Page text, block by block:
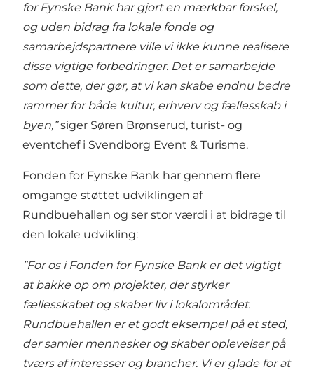
for Fynske Bank har gjort en mærkbar forskel,
og uden bidrag fra lokale fonde og
samarbejdspartnere ville vi ikke kunne realisere
disse vigtige forbedringer. Det er samarbejde
som dette, der gør, at vi kan skabe endnu bedre
rammer for både kultur, erhverv og fællesskab i
byen,”siger Søren Brønserud, turist- og
eventchef i Svendborg Event & Turisme.
Fonden for Fynske Bank har gennem flere
omgange støttet udviklingen af
Rundbuehallen og ser stor værdi i at bidrage til
den lokale udvikling:
”For os i Fonden for Fynske Bank er det vigtigt
at bakke op om projekter, der styrker
fællesskabet og skaber liv i lokalområdet.
Rundbuehallen er et godt eksempel på et sted,
der samler mennesker og skaber oplevelser på
tværs af interesser og brancher. Vi er glade for at